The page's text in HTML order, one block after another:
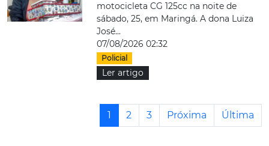
motocicleta CG 125cc na noite de
sábado, 25, em Maringá. A dona Luiza
José...
07/08/2026 02:32
Policial
Ler artigo
1 2 3 Próxima Última